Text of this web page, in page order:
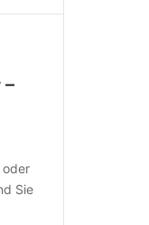
oder
Sie